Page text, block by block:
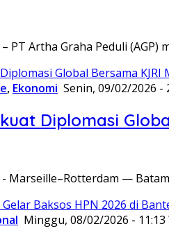
– PT Artha Graha Peduli
, Ekonomi Senin, 09/02/2026 -
Diplomasi
- Marseille–Rotterdam —
Minggu, 08/02/2026 - 11:13